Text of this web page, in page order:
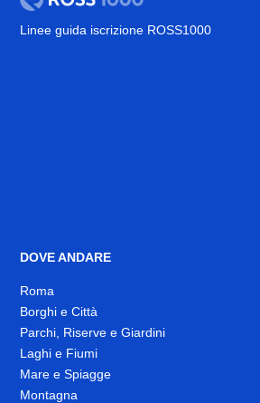
Linee guida iscrizione ROSS1000
DOVE ANDARE
Roma
Borghi e Città
Parchi, Riserve e Giardini
Laghi e Fiumi
Mare e Spiagge
Montagna